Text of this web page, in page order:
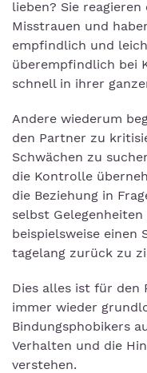
lieben? Sie
Misstrauen und
empfindlich und
überempfindlich bei
schnell in ihrer
Andere wiederum
den Partner zu
Schwächen zu
die Kontrolle
die Beziehung in
selbst
beispielsweise einen
tagelang zurück zu
Dies alles ist für den
immer wieder
Bindungsphobikers
Verhalten und die
verstehen.